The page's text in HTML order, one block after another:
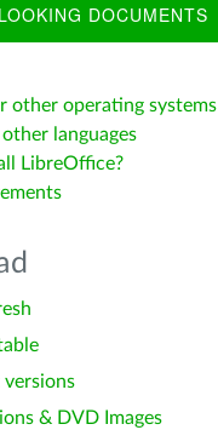
DOCUMENTS
other operating systems
languages
LibreOffice?
versions
& DVD Images